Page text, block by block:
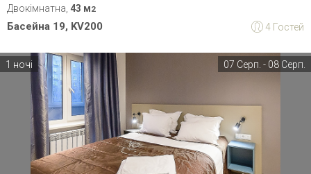
Двокімнатна, 43 м2
Басейна 19, KV200 4 Гостей
07 Серп. - 08 Серп.
1 ночі